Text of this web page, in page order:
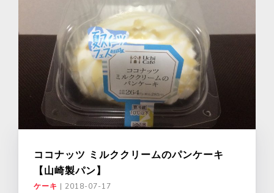
ココナッツ ミルククリームのパンケーキ
【山崎製パン】
ケーキ | 2018-07-17